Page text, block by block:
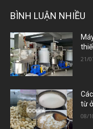
BÌNH LUẬN NHIỀU
21/
từ
08/